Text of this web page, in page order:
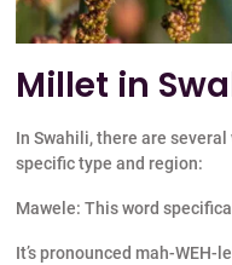
Millet in
In Swahili, there are
specific type and region:
Mawele: This word
It’s pronounced mah-WEH-